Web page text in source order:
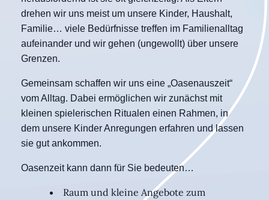
drehen wir uns meist um unsere Kinder, Haushalt,
Familie… viele Bedürfnisse treffen im Familienalltag
aufeinander und wir gehen (ungewollt) über unsere
Grenzen.
Gemeinsam schaffen wir uns eine „Oasenauszeit“
vom Alltag. Dabei ermöglichen wir zunächst mit
kleinen spielerischen Ritualen einen Rahmen, in
dem unsere Kinder Anregungen erfahren und lassen
sie gut ankommen.
Oasenzeit kann dann für Sie bedeuten…
Raum und kleine Angebote zum